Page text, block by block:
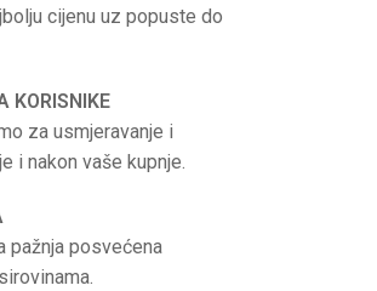
cijenu uz popuste do
KORISNIKE
za usmjeravanje i
i nakon vaše kupnje.
pažnja posvećena